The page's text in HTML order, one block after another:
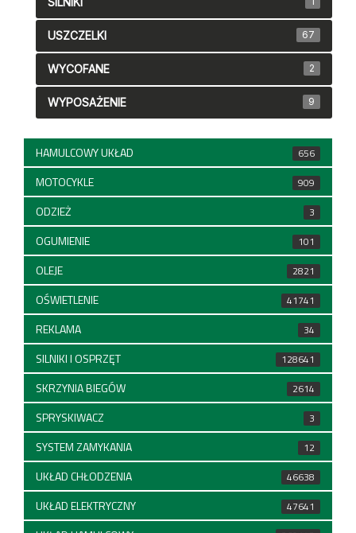
USZCZELKI 67
WYCOFANE 2
WYPOSAŻENIE 9
HAMULCOWY UKŁAD 656
MOTOCYKLE 909
ODZIEŻ 3
OGUMIENIE 101
OLEJE 2821
OŚWIETLENIE 41741
REKLAMA 34
SILNIKI I OSPRZĘT 128641
SKRZYNIA BIEGÓW 2614
SPRYSKIWACZ 3
SYSTEM ZAMYKANIA 12
UKŁAD CHŁODZENIA 46638
UKŁAD ELEKTRYCZNY 47641